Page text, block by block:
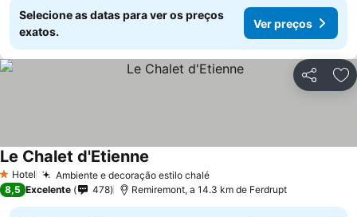
Selecione as datas para ver os preços
exatos.
Ver preços
Partilhar
1 Estrelas
Hotel Ambiente e decoração estilo chalé
Le Chalet d'Etienne
8,5 Excelente 478 Remiremont, a 14.3 km de Ferdrupt